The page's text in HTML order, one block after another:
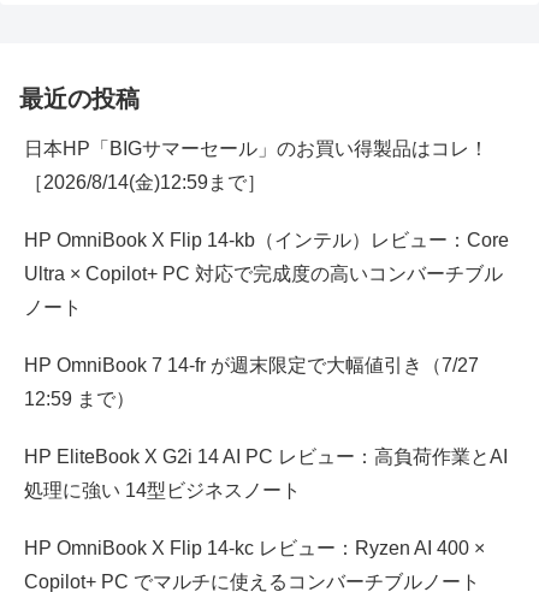
最近の投稿
日本HP「BIGサマーセール」のお買い得製品はコレ！
［2026/8/14(金)12:59まで］
HP OmniBook X Flip 14-kb（インテル）レビュー：Core
Ultra × Copilot+ PC 対応で完成度の高いコンバーチブル
ノート
HP OmniBook 7 14-fr が週末限定で大幅値引き（7/27
12:59 まで）
HP EliteBook X G2i 14 AI PC レビュー：高負荷作業とAI
処理に強い 14型ビジネスノート
HP OmniBook X Flip 14-kc レビュー：Ryzen AI 400 ×
Copilot+ PC でマルチに使えるコンバーチブルノート